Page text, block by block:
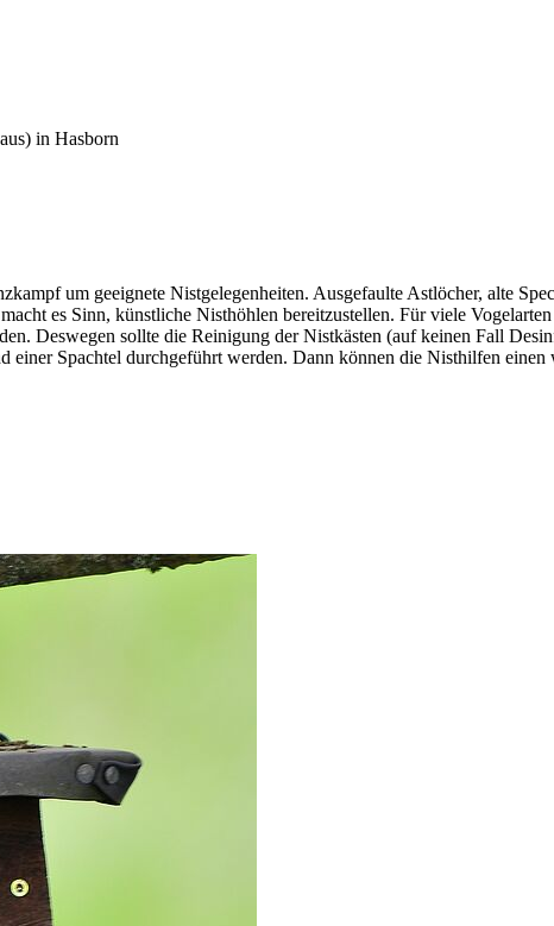
in Hasborn
um geeignete Nistgelegenheiten. Ausgefaulte Astlöcher, alte
es Sinn, künstliche Nisthöhlen bereitzustellen. Für viele
Deswegen sollte die Reinigung der Nistkästen (auf keinen Fall
einer Spachtel durchgeführt werden. Dann können die Nisthilfen